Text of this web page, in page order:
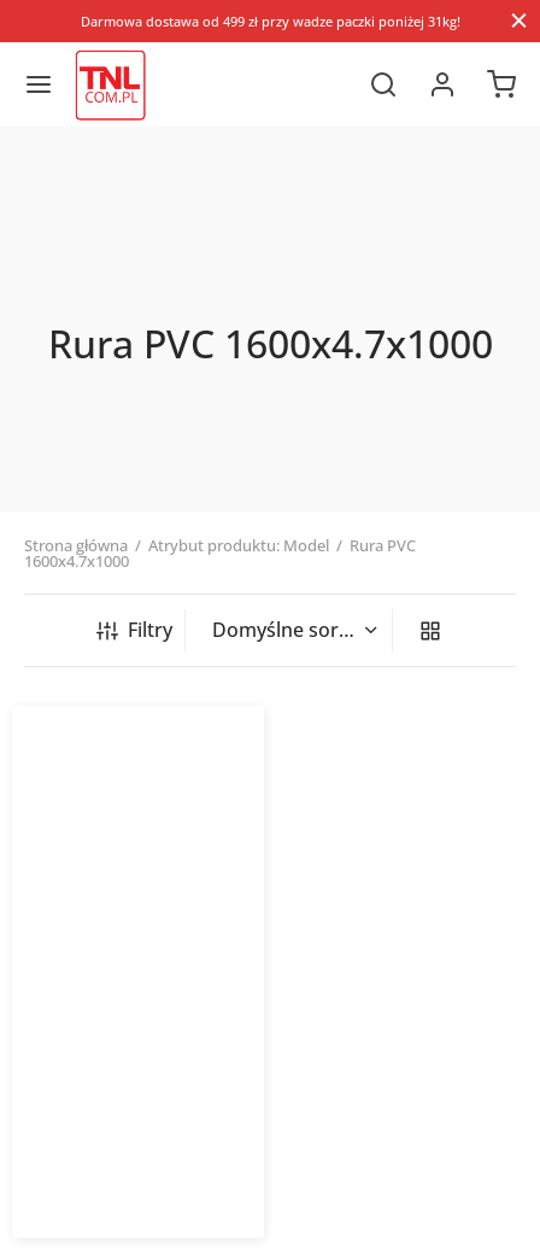
Darmowa dostawa od 499 zł przy wadze paczki poniżej 31kg!
Rura PVC 1600x4.7x1000
Strona główna / Atrybut produktu: Model / Rura PVC
1600x4.7x1000
Filtry